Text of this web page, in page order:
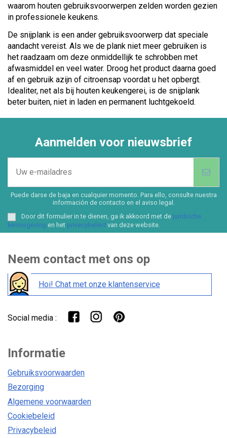
waarom houten gebruiksvoorwerpen zelden worden gezien
in professionele keukens.
De snijplank is een ander gebruiksvoorwerp dat speciale
aandacht vereist. Als we de plank niet meer gebruiken is
het raadzaam om deze onmiddellijk te schrobben met
afwasmiddel en veel water. Droog het product daarna goed
af en gebruik azijn of citroensap voordat u het opbergt.
Idealiter, net als bij houten keukengerei, is de snijplank
beter buiten, niet in laden en permanent luchtgekoeld.
Aanmelden voor nieuwsbrief
Puede darse de baja en cualquier momento. Para ello, consulte nuestra
información de contacto en el aviso legal.
Door dit formulier in te dienen, ga ik akkoord met de juridische
kennisgeving en het privacybeleid van deze website.
Neem contact met ons op
Hoi! Chat met onze klantenservice
Social media :
Informatie
Gebruiksvoorwaarden
Bezorging
Algemene voorwaarden
Cookiebeleid
Privacybeleid